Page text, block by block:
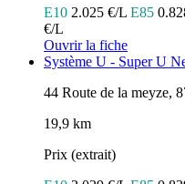
E10 2.025 €/L E85
€/L
Ouvrir la fiche
Système U - Super U
44 Route de la meyze,
19,9 km
Prix (extrait)